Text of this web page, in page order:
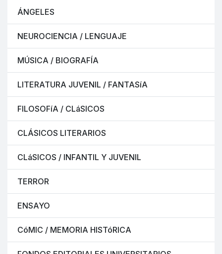
ÁNGELES
NEUROCIENCIA / LENGUAJE
MÚSICA / BIOGRAFÍA
LITERATURA JUVENIL / FANTASíA
FILOSOFíA / CLáSICOS
CLÁSICOS LITERARIOS
CLáSICOS / INFANTIL Y JUVENIL
TERROR
ENSAYO
CóMIC / MEMORIA HISTóRICA